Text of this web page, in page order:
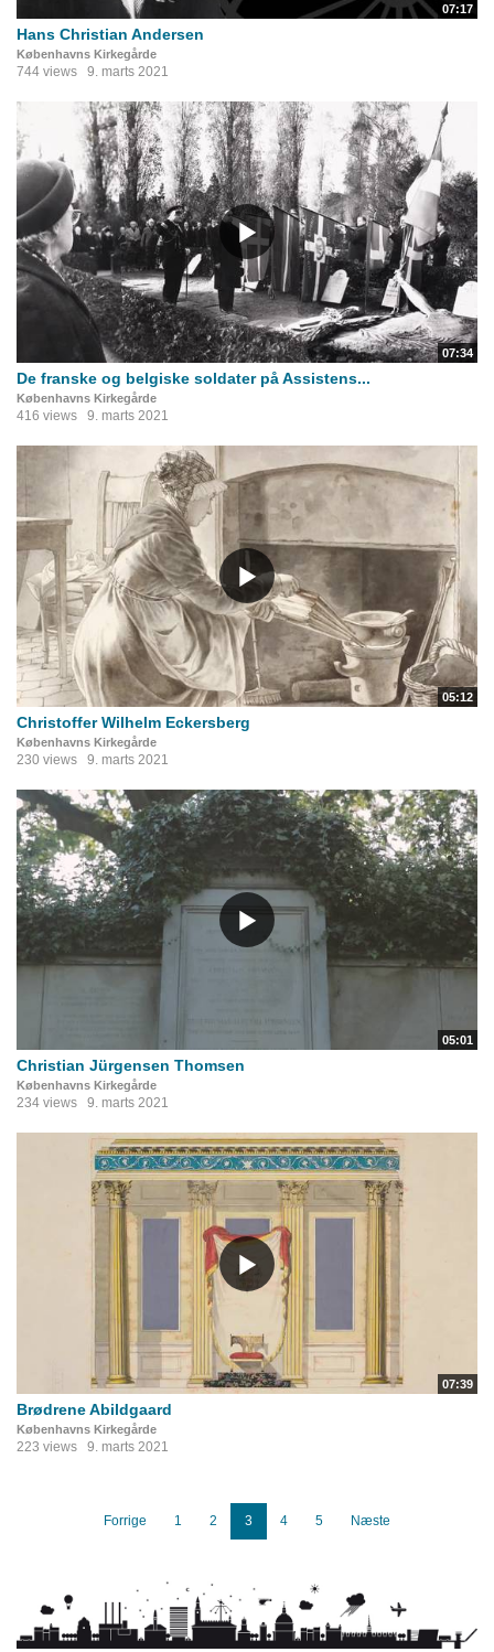
07:17
Hans Christian Andersen
Københavns Kirkegårde
744 views 9. marts 2021
07:34
De franske og belgiske soldater på Assistens...
Københavns Kirkegårde
416 views 9. marts 2021
05:12
Christoffer Wilhelm Eckersberg
Københavns Kirkegårde
230 views 9. marts 2021
05:01
Christian Jürgensen Thomsen
Københavns Kirkegårde
234 views 9. marts 2021
07:39
Brødrene Abildgaard
Københavns Kirkegårde
223 views 9. marts 2021
Forrige 1 2 3 4 5 Næste